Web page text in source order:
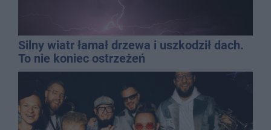
Silny wiatr łamał drzewa i uszkodził dach.
To nie koniec ostrzeżeń